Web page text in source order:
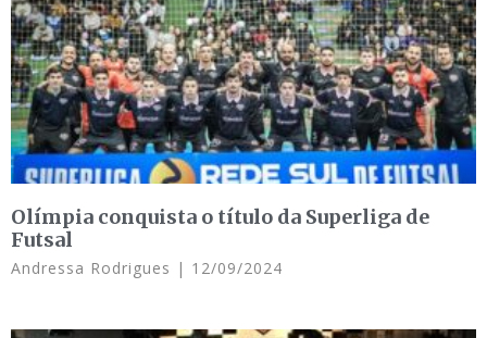
Olímpia conquista o título da Superliga de
Futsal
Andressa Rodrigues 12/09/2024